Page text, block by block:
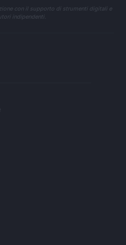
con il supporto di strumenti digitali e
indipendenti.